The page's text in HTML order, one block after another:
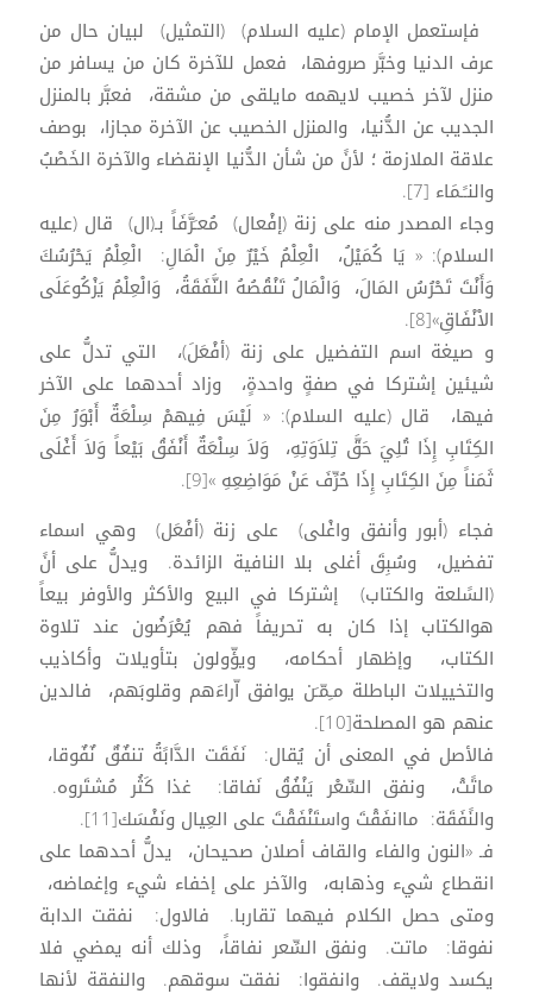
فإستعمل الإمام (عليه السلام) (التمثيل) لبيان حال من
عرف الدنيا وخبَّر صروفها، فعمل للآخرة كان من يسافر من
منزل لآخر خصيب لايهمه مايلقى من مشقة، فعبَّر بالمنزل
الجديب عن الدُّنيا، والمنزل الخصيب عن الآخرة مجازا، بوصف
علاقة الملازمة ؛ لأنً من شأن الدُّنيا الإنقضاء والآخرة الخَصْبُ
والنـًـمَاء [7].
وجاء المصدر منه على زنة (إفْعال) مُعـَرَّفَاً بـ(ال) قال (عليه
السلام): « يَا كُمَيْلُ، الْعِلْمُ خَيْرٌ مِنَ الْمَالِ: الْعِلْمُ يَحْرُسُكَ
وَأَنْتَ تَحْرُسُ المَالَ، وَالْمَالُ تَنْقُصُهُ النَّفَقَةُ، وَالْعِلْمُ يَزْكُوعَلَى
الاْنْفَاقِ»[8].
و صيغة اسم التفضيل على زنة (أفْعَلَ)، التي تدلُّ على
شيئين إشتركا في صفةٍ واحدةٍ، وزاد أحدهما على الآخر
فيها، قال (عليه السلام): « لَيْسَ فِيهمْ سِلْعَةٌ أَبْوَرُ مِنَ
الكِتَابِ إِذَا تُلِيَ حَقَّ تِلاَوَتِهِ، وَلاَ سِلْعَةٌ أَنْفَقُ بَيْعاً وَلاَ أَغْلَى
ثَمَناً مِنَ الكِتَابِ إِذَا حُرِّفَ عَنْ مَوَاضِعِهِ »[9].
فجاء (أبور وأنفق واغْلى) على زنة (أفْعَل) وهي اسماء
تفضيل، وسُبِقَ أغلى بلا النافية الزائدة. ويدلُّ على أنً
(السًلعة والكتاب) إشتركا في البيع والأكثر والأوفر بيعاً
هوالكتاب إذا كان به تحريفاً فهم يُعْرَضُون عند تلاوة
الكتاب، وإظهار أحكامه، ويؤّولون بتأويلات وأكاذيب
والتخييلات الباطلة مـِمّـَن يوافق اّراءَهم وقلوبَهم، فالدين
عنهم هو المصلحة[10].
فالأصل في المعنى أن يُقال: نَفَقَت الدَّابًةُ تنفٌقٌ نٌفٌوقا،
ماتًتْ، ونفق السِّعْر يَنْفُقُ نَفاقا: غذا كَثُر مُشتَروه.
والنًفَقَة: ماانفَقْتَ واستَنْفَقْتَ على العِيال ونَفْسَك[11].
فـ «النون والفاء والقاف أصلان صحيحان، يدلُّ أحدهما على
انقطاع شيء وذهابه، والآخر على إخفاء شيء وإغماضه،
ومتى حصل الكلام فيهما تقاربا. فالاول: نفقت الدابة
نفوقا: ماتت. ونفق السِّعر نفاقاً، وذلك أنه يمضي فلا
يكسد ولايقف. وانفقوا: نفقت سوقهم. والنفقة لأنها